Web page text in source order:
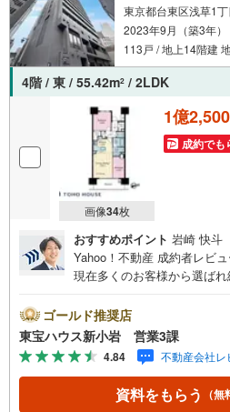
東京都台東区浅草1丁
2023年9月（築3年）
113戸 / 地上14階建
4階 / 東 / 55.42m2 / 2LDK
画像34枚
1億
成約でも
おすすめポイント 岩崎 快斗
Yahoo！不動産 成約者レビ
現在多くのお客様から選ば
見学OK■営業時間内（9:00～
スムーズです。ご自宅への送
等、お気軽にご相談ください
リット」 （1）【業界最低水
で断られた」「借入がある
遇金利と各種手数料0円でお
ゴールド推奨店
東宝ハウス新小岩 営業3課
4.84 不動産会社
資料をもらう （無